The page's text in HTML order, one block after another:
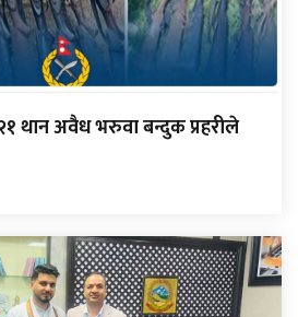
थान अवैध भरुवा बन्दुक प्रहरीले